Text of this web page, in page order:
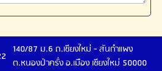
140/87 ม.6 ถ.เชียงใหม่ - สันกำแพง
ต.หนองป่าครั่ง อ.เมือง เชียงใหม่ 50000